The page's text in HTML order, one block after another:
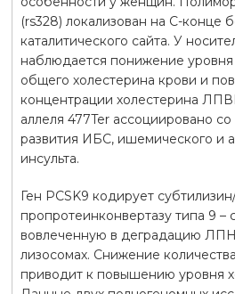
(rs328) локализован на С-конце
каталитического сайта. У
наблюдается понижение
общего холестерина крови и
концентрации холестерина
аллеля 477Ter ассоциировано
развития ИБС, ишемического и
инсульта.
Ген PCSK9 кодирует
пропротеинконвертазу типа 9 –
вовлеченную в деградацию
лизосомах. Снижение
приводит к повышению уровня